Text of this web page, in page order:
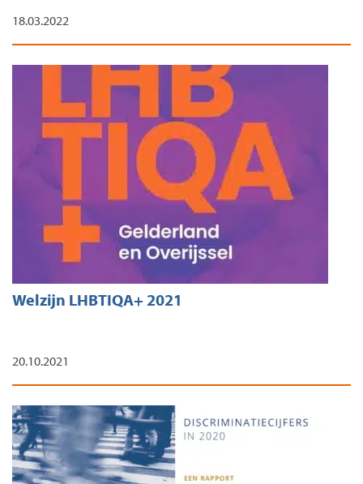
18.03.2022
Welzijn LHBTIQA+ 2021
20.10.2021